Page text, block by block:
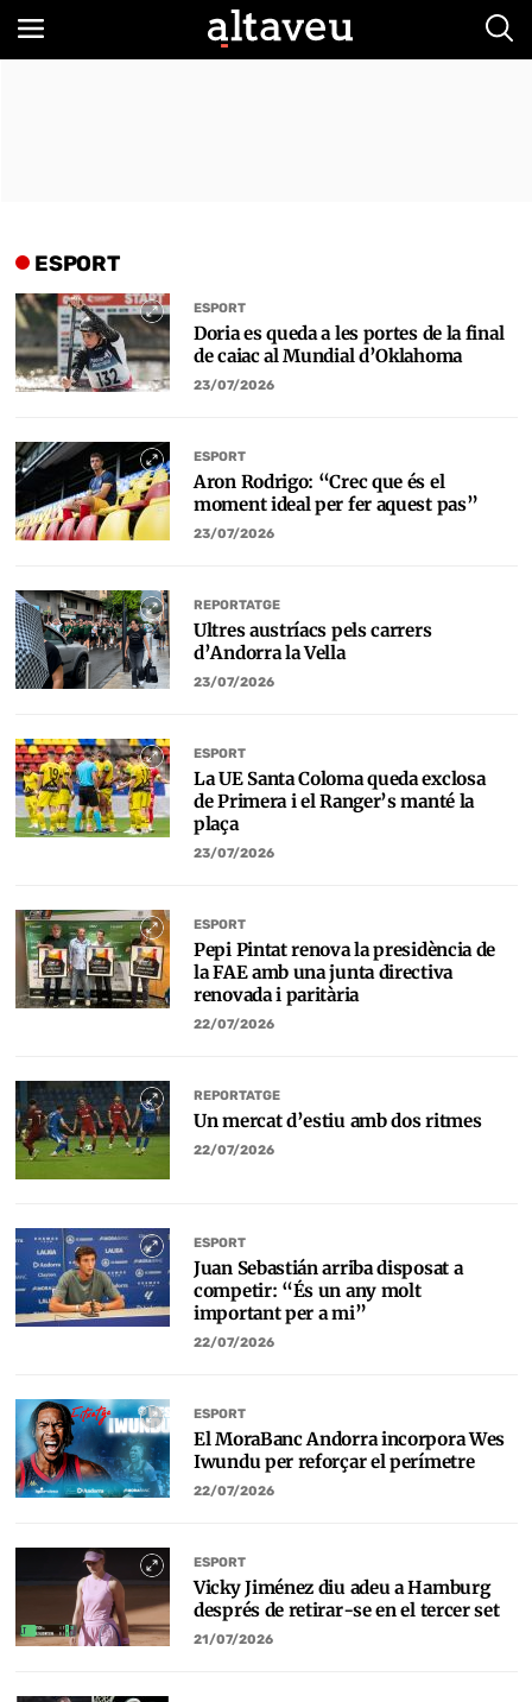
ESPORT
ESPORT
Doria es queda a les portes de la final
de caiac al Mundial d’Oklahoma
23/07/2026
ESPORT
Aron Rodrigo: “Crec que és el
moment ideal per fer aquest pas”
23/07/2026
REPORTATGE
Ultres austríacs pels carrers
d’Andorra la Vella
23/07/2026
ESPORT
La UE Santa Coloma queda exclosa
de Primera i el Ranger’s manté la
plaça
23/07/2026
ESPORT
Pepi Pintat renova la presidència de
la FAE amb una junta directiva
renovada i paritària
22/07/2026
REPORTATGE
Un mercat d’estiu amb dos ritmes
22/07/2026
ESPORT
Juan Sebastián arriba disposat a
competir: “És un any molt
important per a mi”
22/07/2026
ESPORT
El MoraBanc Andorra incorpora Wes
Iwundu per reforçar el perímetre
22/07/2026
ESPORT
Vicky Jiménez diu adeu a Hamburg
després de retirar-se en el tercer set
21/07/2026